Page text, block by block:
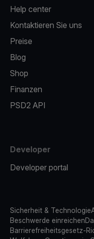
Help center
Kontaktieren Sie uns
Preise
Blog
Shop
Finanzen
PSD2 API
Developer
Developer portal
Sicherheit & Technologie
Beschwerde einreichen
Barrierefreiheitsgesetz-